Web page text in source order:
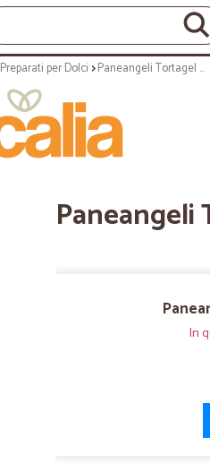
Preparati per Dolci Paneangeli Tortagel chiaro X3 gr.39
Paneangeli
In